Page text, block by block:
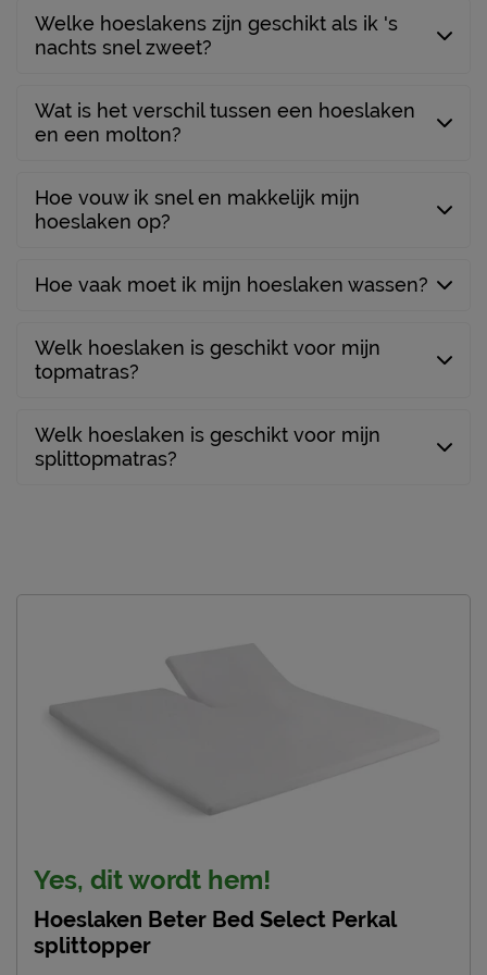
Welke hoeslakens zijn geschikt als ik 's
nachts snel zweet?
Wat is het verschil tussen een hoeslaken
en een molton?
Hoe vouw ik snel en makkelijk mijn
hoeslaken op?
Hoe vaak moet ik mijn hoeslaken wassen?
Welk hoeslaken is geschikt voor mijn
topmatras?
Welk hoeslaken is geschikt voor mijn
splittopmatras?
Yes, dit wordt hem!
Hoeslaken Beter Bed Select Perkal
splittopper